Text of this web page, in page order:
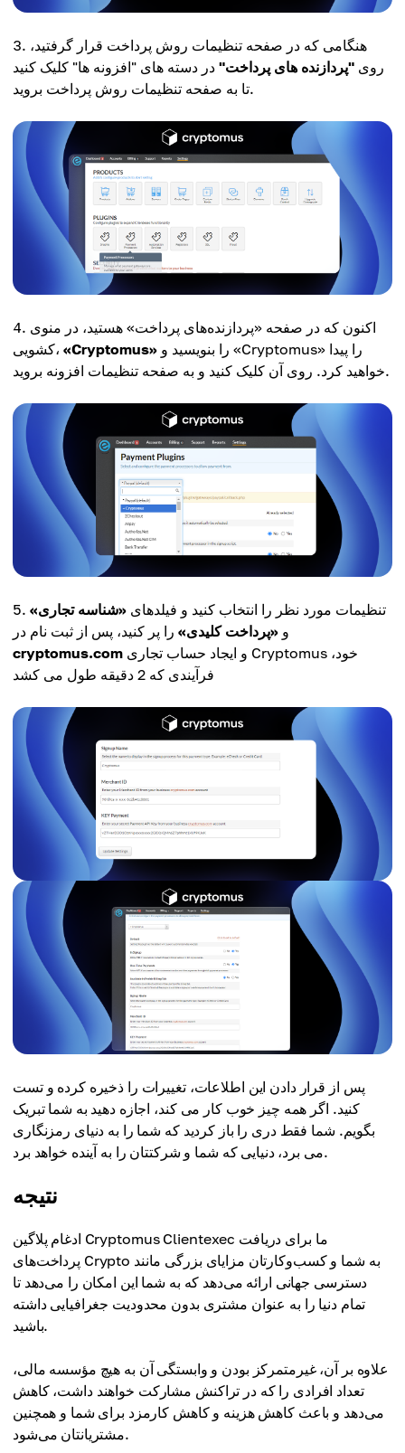
هنگامی که در صفحه تنظیمات روش پرداخت قرار گرفتید،
روی "پردازنده های پرداخت" در دسته های "افزونه ها" کلیک کنید
تا به صفحه تنظیمات روش پرداخت بروید.
اکنون که در صفحه «پردازنده‌های پرداخت» هستید، در منوی
کشویی، «Cryptomus»
خواهید کرد. روی آن کلیک کنید و به صفحه تنظیمات افزونه بروید.
تنظیمات مورد نظر را انتخاب کنید و فیلدهای «شناسه تجاری»
و «پرداخت کلیدی» را پر کنید، پس از ثبت نام در
cryptomus.com
فرآیندی که 2 دقیقه طول می کشد
پس از قرار دادن این اطلاعات، تغییرات را ذخیره کرده و تست
کنید. اگر همه چیز خوب کار می کند، اجازه دهید به شما تبریک
بگویم. شما فقط دری را باز کردید که شما را به دنیای رمزنگاری
می برد، دنیایی که شما و شرکتتان را به آینده خواهد برد.
نتیجه
ادغام پلاگین Cryptomus Clientexec ما برای دریافت
پرداخت‌های Crypto به شما و کسب‌وکارتان مزایای بزرگی مانند
دسترسی جهانی ارائه می‌دهد که به شما این امکان را می‌دهد تا
تمام دنیا را به عنوان مشتری بدون محدودیت جغرافیایی داشته
باشید.
علاوه بر آن، غیرمتمرکز بودن و وابستگی آن به هیچ مؤسسه مالی،
تعداد افرادی را که در تراکنش مشارکت خواهند داشت، کاهش
می‌دهد و باعث کاهش هزینه و کاهش کارمزد برای شما و همچنین
مشتریانتان می‌شود.